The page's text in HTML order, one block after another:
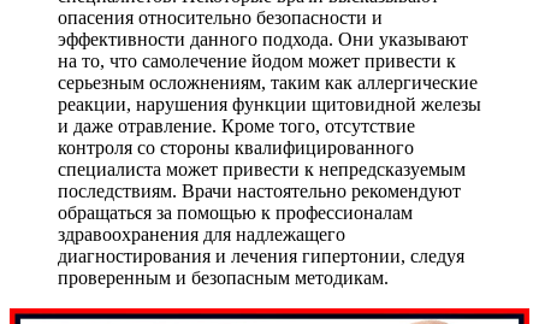
опасения относительно безопасности и
эффективности данного подхода. Они указывают
на то, что самолечение йодом может привести к
серьезным осложнениям, таким как аллергические
реакции, нарушения функции щитовидной железы
и даже отравление. Кроме того, отсутствие
контроля со стороны квалифицированного
специалиста может привести к непредсказуемым
последствиям. Врачи настоятельно рекомендуют
обращаться за помощью к профессионалам
здравоохранения для надлежащего
диагностирования и лечения гипертонии, следуя
проверенным и безопасным методикам.